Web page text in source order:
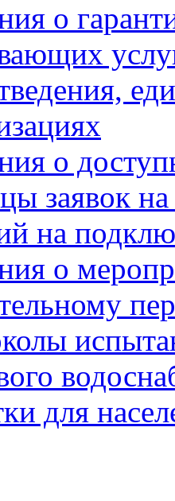
о
о
заявок
на
о
для